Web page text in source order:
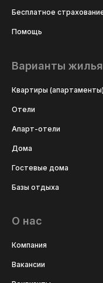
Бесплатное
Помощь
Варианты жилья
Квартиры (апартаменты)
Отели
Апарт-отели
Дома
Гостевые дома
Базы отдыха
О нас
Компания
Вакансии